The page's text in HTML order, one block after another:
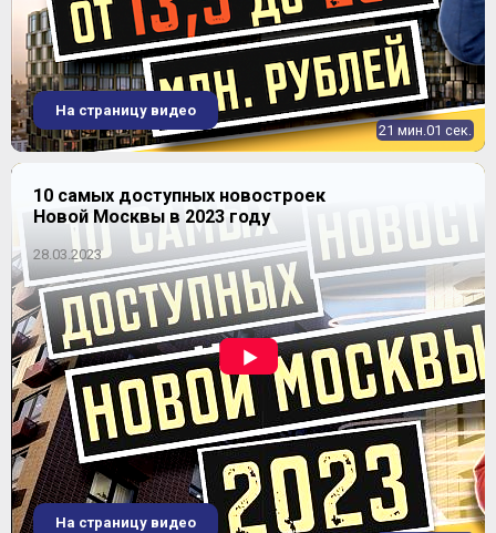
21 мин.01 сек.
На страницу видео
10 самых доступных новостроек
Новой Москвы в 2023 году
28.03.2023
На страницу видео